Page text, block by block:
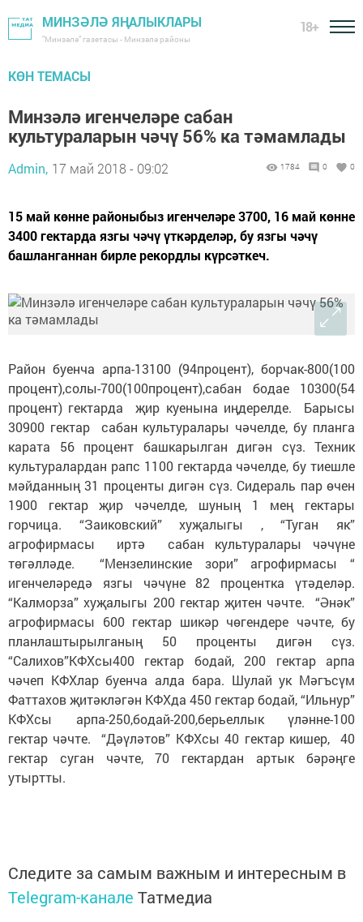
МИНЗӘЛӘ ЯҢАЛЫКЛАРЫ
"Минзәлә" газетасы - Минзәлә районы
18+
КӨН ТЕМАСЫ
Минзәлә игенчеләре сабан
культураларын чәчү 56% ка тәмамлады
Admin, 17 май 2018 - 09:02 1784 0 0
15 май көнне районыбыз игенчеләре 3700, 16 май көнне
3400 гектарда язгы чәчү үткәрделәр, бу язгы чәчү
башланганнан бирле рекордлы күрсәткеч.
Район буенча арпа-13100 (94процент), борчак-800(100
процент),солы-700(100процент),сабан бодае 10300(54
процент) гектарда җир куенына иңдерелде. Барысы
30900 гектар сабан культуралары чәчелде, бу планга
карата 56 процент башкарылган дигән сүз. Техник
культуралардан рапс 1100 гектарда чәчелде, бу тиешле
мәйданның 31 проценты дигән сүз. Сидераль пар өчен
1900 гектар җир чәчелде, шуның 1 мең гектары
горчица. “Заиковский” хуҗалыгы , “Туган як”
агрофирмасы иртә сабан культуралары чәчүне
төгәлләде. “Мензелинские зори” агрофирмасы “
игенчеләредә язгы чәчүне 82 процентка үтәделәр.
“Калморза” хуҗалыгы 200 гектар җитен чәчте. “Әнәк”
агрофирмасы 600 гектар шикәр чөгендере чәчте, бу
планлаштырылганың 50 проценты дигән сүз.
“Салихов”КФХсы400 гектар бодай, 200 гектар арпа
чәчеп КФХлар буенча алда бара. Шулай ук Мәгъсүм
Фаттахов җитәкләгән КФХда 450 гектар бодай, “Ильнур”
КФХсы арпа-250,бодай-200,берьеллык үләнне-100
гектар чәчте. “Дәүләтов” КФХсы 40 гектар кишер, 40
гектар суган чәчте, 70 гектардан артык бәрәңге
утыртты.
Следите за самым важным и интересным в
Telegram-канале Татмедиа